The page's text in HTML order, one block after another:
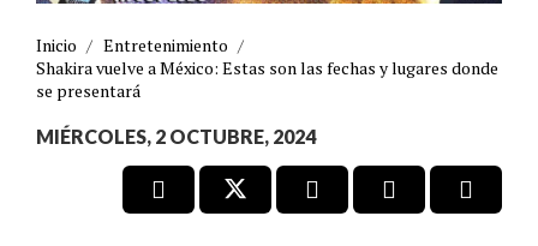
Inicio / Entretenimiento /
Shakira vuelve a México: Estas son las fechas y lugares donde
se presentará
MIÉRCOLES, 2 OCTUBRE, 2024